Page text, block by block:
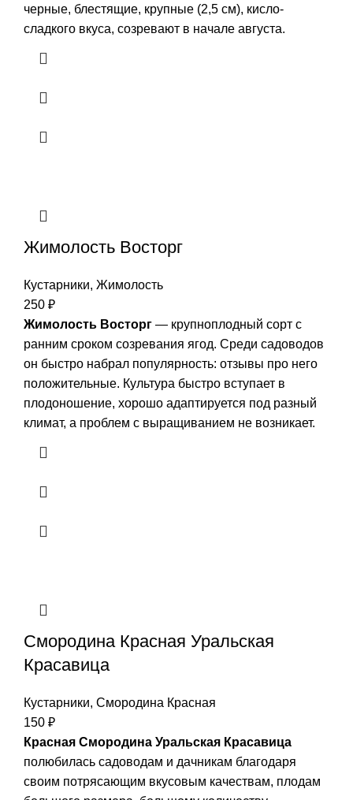
черные, блестящие, крупные (2,5 см), кисло-
сладкого вкуса, созревают в начале августа.
Жимолость Восторг
Кустарники, Жимолость
250 ₽
Жимолость Восторг — крупноплодный сорт с
ранним сроком созревания ягод. Среди садоводов
он быстро набрал популярность: отзывы про него
положительные. Культура быстро вступает в
плодоношение, хорошо адаптируется под разный
климат, а проблем с выращиванием не возникает.
Смородина Красная Уральская
Красавица
Кустарники, Смородина Красная
150 ₽
Красная Смородина Уральская Красавица
полюбилась садоводам и дачникам благодаря
своим потрясающим вкусовым качествам, плодам